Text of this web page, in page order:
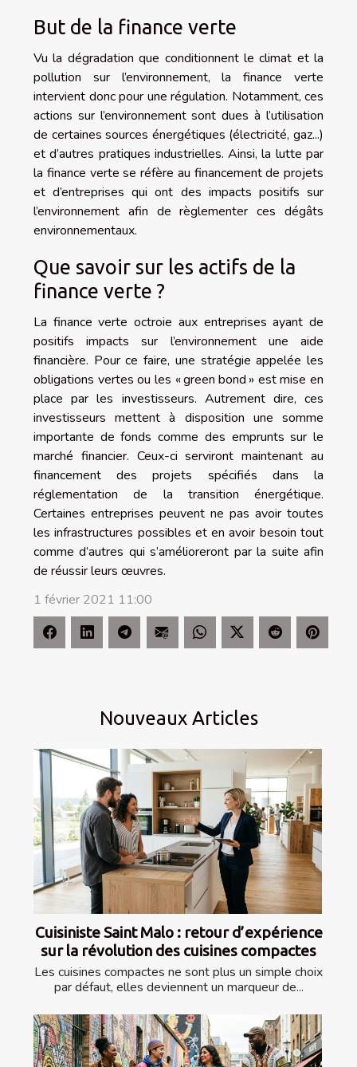
But de la finance verte
Vu la dégradation que conditionnent le climat et la
pollution sur l’environnement, la finance verte
intervient donc pour une régulation. Notamment, ces
actions sur l’environnement sont dues à l’utilisation
de certaines sources énergétiques (électricité, gaz...)
et d’autres pratiques industrielles. Ainsi, la lutte par
la finance verte se réfère au financement de projets
et d’entreprises qui ont des impacts positifs sur
l’environnement afin de règlementer ces dégâts
environnementaux.
Que savoir sur les actifs de la
finance verte ?
La finance verte octroie aux entreprises ayant de
positifs impacts sur l’environnement une aide
financière. Pour ce faire, une stratégie appelée les
obligations vertes ou les « green bond » est mise en
place par les investisseurs. Autrement dire, ces
investisseurs mettent à disposition une somme
importante de fonds comme des emprunts sur le
marché financier. Ceux-ci serviront maintenant au
financement des projets spécifiés dans la
réglementation de la transition énergétique.
Certaines entreprises peuvent ne pas avoir toutes
les infrastructures possibles et en avoir besoin tout
comme d’autres qui s’amélioreront par la suite afin
de réussir leurs œuvres.
1 février 2021 11:00
Nouveaux Articles
Cuisiniste Saint Malo : retour d’expérience
sur la révolution des cuisines compactes
Les cuisines compactes ne sont plus un simple choix
par défaut, elles deviennent un marqueur de...